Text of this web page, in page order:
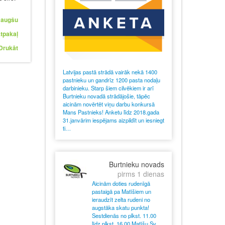
Latvijas pastā strādā vairāk nekā 1400
pastnieku un gandrīz 1200 pasta nodaļu
darbinieku. Starp šiem cilvēkiem ir arī
Burtnieku novadā strādājošie, tāpēc
aicinām novērtēt viņu darbu konkursā
Mans Pastnieks! Anketu līdz 2018.gada
31.janvārim iespējams aizpildīt un iesniegt
ti…
Burtnieku novads
pirms 1 dienas
Aicinām doties rudenīgā
pastaigā pa Matīšiem un
ieraudzīt zelta rudeni no
augstāka skatu punkta!
Sestdienās no plkst. 11.00